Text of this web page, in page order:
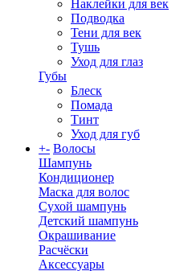
Наклейки для век
Подводка
Тени для век
Тушь
Уход для глаз
Губы
Блеск
Помада
Тинт
Уход для губ
+- Волосы
Шампунь
Кондиционер
Маска для волос
Сухой шампунь
Детский шампунь
Окрашивание
Расчёски
Аксессуары